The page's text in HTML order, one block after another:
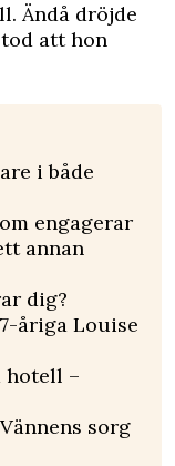
Ändå dröjde
att hon
i både
engagerar
annan
dig?
åriga Louise
hotell –
sorg